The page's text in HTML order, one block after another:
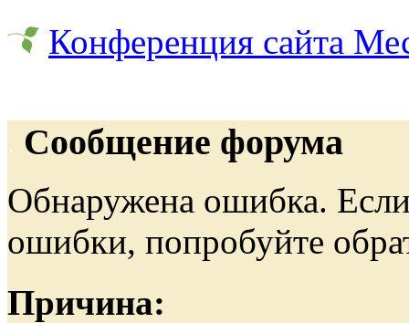
Конференция сайта
Сообщение форума
Обнаружена ошибка.
ошибки, попробуйте
Причина: